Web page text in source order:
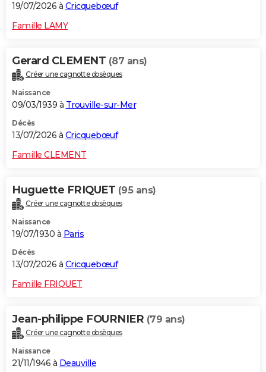
19/07/2026 à Cricquebœuf
Famille LAMY
Gerard CLEMENT (87 ans)
Créer une cagnotte obsèques
Naissance
09/03/1939 à Trouville-sur-Mer
Décès
13/07/2026 à Cricquebœuf
Famille CLEMENT
Huguette FRIQUET (95 ans)
Créer une cagnotte obsèques
Naissance
19/07/1930 à Paris
Décès
13/07/2026 à Cricquebœuf
Famille FRIQUET
Jean-philippe FOURNIER (79 ans)
Créer une cagnotte obsèques
Naissance
21/11/1946 à Deauville